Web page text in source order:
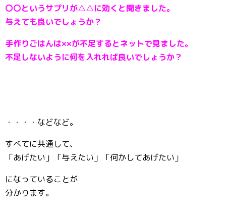
〇〇というサプリが△△に効くと聞きました。
与えても良いでしょうか？
手作りごはんは××が不足するとネットで見ました。
不足しないように何を入れれば良いでしょうか？
・・・・などなど。
すべてに共通して、
「あげたい」「与えたい」「何かしてあげたい」
になっていることが
分かります。